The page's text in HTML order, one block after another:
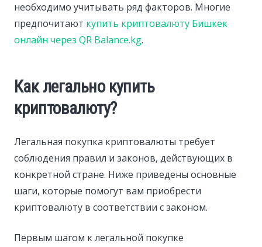
необходимо учитывать ряд факторов. Многие
предпочитают купить криптовалюту Бишкек
онлайн через QR Balance.kg.
Как легально купить
криптовалюту?
Легальная покупка криптовалюты требует
соблюдения правил и законов, действующих в
конкретной стране. Ниже приведены основные
шаги, которые помогут вам приобрести
криптовалюту в соответствии с законом.
Первым шагом к легальной покупке